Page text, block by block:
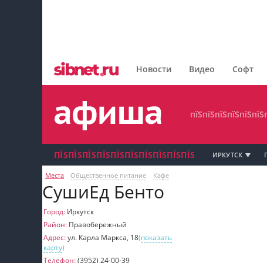
Новости Видео Софт
пїЅпїЅпїЅпїЅпїЅпїЅпїЅпїЅ
пїЅпїЅпїЅпїЅпїЅпїЅпїЅ
пїЅпїЅпїЅ пїЅпїЅпїЅпїЅпїЅпїЅпїЅ пїЅпїЅ
пїЅпїЅпїЅпїЅпїЅ
пїЅпїЅпїЅ пїЅпїЅпїЅпїЅпїЅпїЅпїЅ
ПЇЅПЇЅПЇЅПЇЅПЇЅПЇЅПЇЅПЇЅПЇЅПЇЅ ИРКУТСК
Места Общественное питание Кафе
СушиЕд Бенто
Город: Иркутск
Район: Правобережный
Адрес:ул. Карла Маркса, 18(показать
карту)
Телефон:(3952) 24-00-39